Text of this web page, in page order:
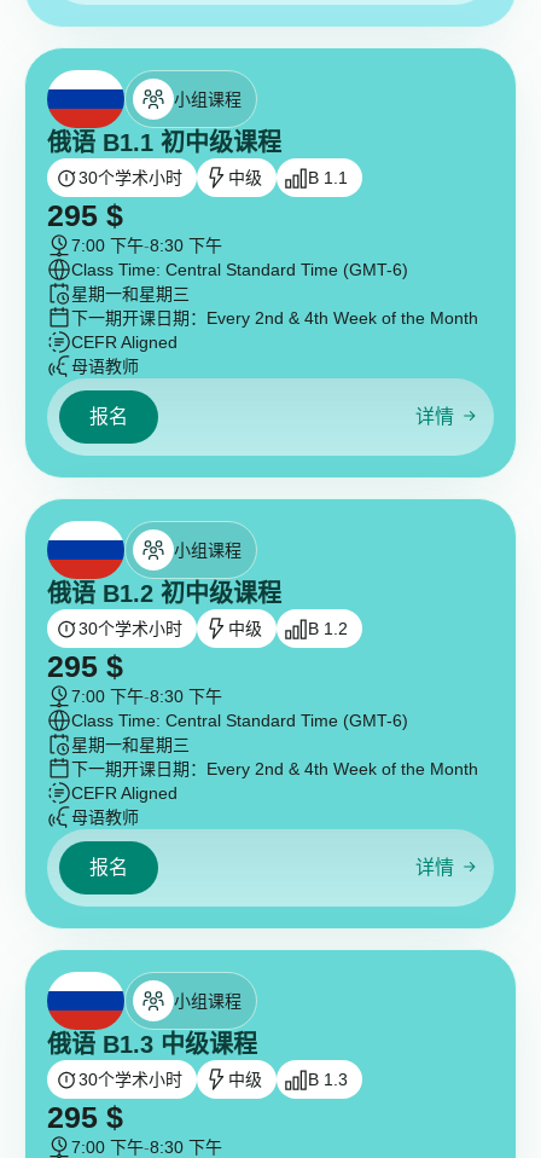
小组课程
俄语 B1.1 初中级课程
30个学术小时 中级 B 1.1
295 $
7:00 下午-8:30 下午
Class Time: Central Standard Time (GMT-6)
星期一和星期三
下一期开课日期： Every 2nd & 4th Week of the Month
CEFR Aligned
母语教师
报名 详情
小组课程
俄语 B1.2 初中级课程
30个学术小时 中级 B 1.2
295 $
7:00 下午-8:30 下午
Class Time: Central Standard Time (GMT-6)
星期一和星期三
下一期开课日期： Every 2nd & 4th Week of the Month
CEFR Aligned
母语教师
报名 详情
小组课程
俄语 B1.3 中级课程
30个学术小时 中级 B 1.3
295 $
7:00 下午-8:30 下午